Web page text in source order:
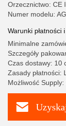
Orzecznictwo: CE
Numer modelu:
Warunki płatności i
Minimalne
Szczegóły
Czas dostawy: 10
Zasady płatności:
Możliwość